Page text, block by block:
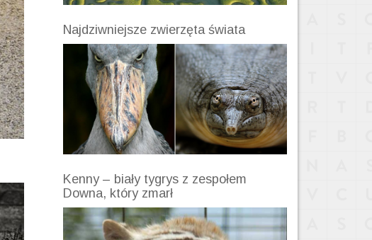
Najdziwniejsze zwierzęta świata
Kenny – biały tygrys z zespołem
Downa, który zmarł